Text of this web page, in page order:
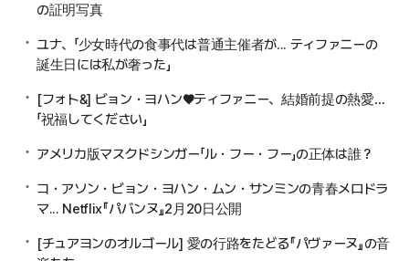
の証明写真
ユナ、「少女時代の食事代は普通主催者が... ティファニーの
誕生日には私が奢った」
[フォト&] ビョン・ヨハン♥ティファニー、結婚前提の熱愛…
「祝福してください」
アメリカ版マスクドシンガー「ル・フー・フー」の正体は誰？
コ・アソン・ビョン・ヨハン・ムン・サンミンの青春メロドラ
マ... Netflix『パバンヌ』2月20日公開
[チュアヨンのオルゴール] 愛の行路をたどる『パヴァーヌ』の音